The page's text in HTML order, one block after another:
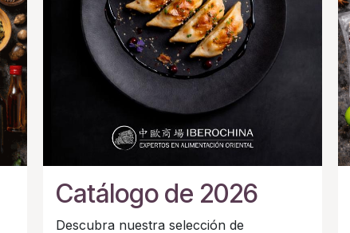
Catálogo de 2026
Descubra nuestra selección de